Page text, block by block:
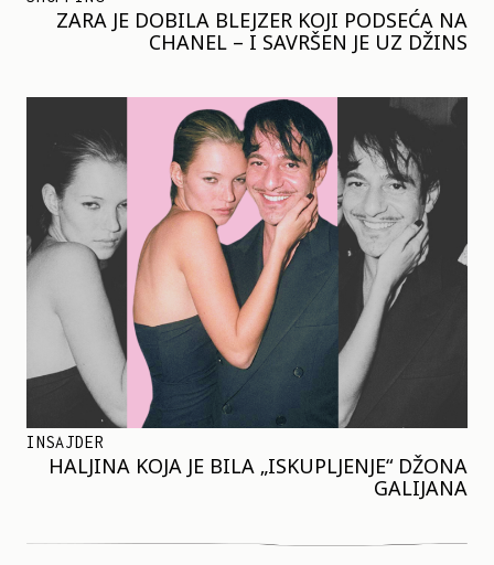
ZARA JE DOBILA BLEJZER KOJI PODSEĆA NA
CHANEL – I SAVRŠEN JE UZ DŽINS
INSAJDER
HALJINA KOJA JE BILA „ISKUPLJENJE“ DŽONA
GALIJANA